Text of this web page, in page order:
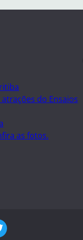
do Ensaios
as fotos.